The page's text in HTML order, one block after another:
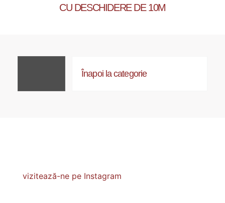
CU DESCHIDERE DE 10M
Înapoi la categorie
vizitează-ne pe Instagram